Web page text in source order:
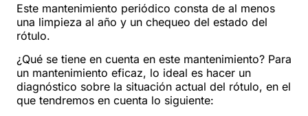
Este mantenimiento periódico consta de al menos
una limpieza al año y un chequeo del estado del
rótulo.
¿Qué se tiene en cuenta en este mantenimiento? Para
un mantenimiento eficaz, lo ideal es hacer un
diagnóstico sobre la situación actual del rótulo, en el
que tendremos en cuenta lo siguiente: